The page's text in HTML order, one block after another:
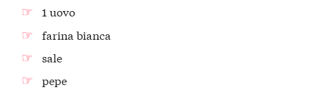
1 uovo
farina bianca
sale
pepe